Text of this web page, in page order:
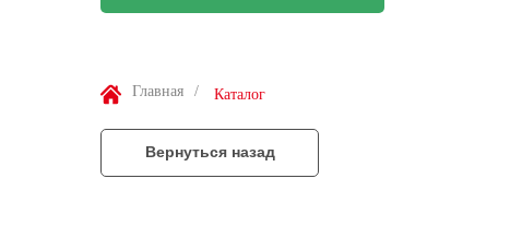
Главная / Каталог
Вернуться назад